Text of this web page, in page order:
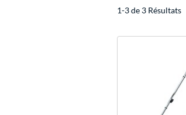
1-3 de 3 Résultats